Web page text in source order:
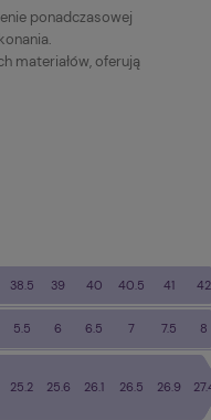
ponadczasowej
materiałów, oferują
38.5 39 40 40.5 41 42
5.5 6 6.5 7 7.5 8
25.2 25.6 26.1 26.5 26.9